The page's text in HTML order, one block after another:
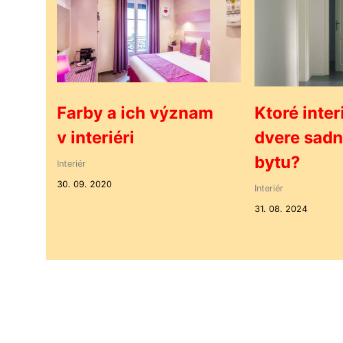
Farby a ich význam
v interiéri
Interiér
30. 09. 2020
Ktoré
dvere
bytu?
Interiér
31. 08. 2024